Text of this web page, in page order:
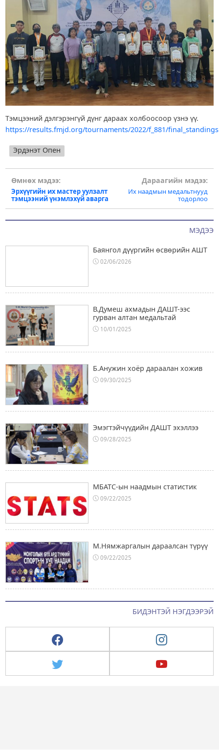
МЭДЭЭ
Баянгол дүүргийн өсвөрийн АШТ
02/06/2026
В.Думеш ахмадын ДАШТ-ээс
гурван алтан медальтай
10/01/2025
Б.Анужин хоёр дараалан хожив
09/30/2025
Эмэгтэйчүүдийн ДАШТ эхэллээ
09/28/2025
МБАТС-ын наадмын статистик
09/22/2025
М.Нямжаргалын дараалсан түрүү
09/22/2025
БИДЭНТЭЙ НЭГДЭЭРЭЙ
Тэмцээний дэлгэрэнгүй дүнг дараах холбоосоор үзнэ үү.
https://results.fmjd.org/tournaments/2022/f_881/
Эрдэнэт Опен
Post
navigation
Өмнөх мэдээ:
Эрхүүгийн их мастер уулзалт
тэмцээний үнэмлэхүй аварга
Дараагийн мэдээ:
Их наадмын медальтнууд
тодорлоо